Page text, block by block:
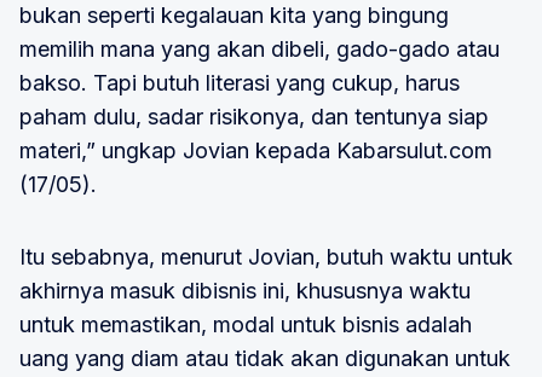
bukan seperti kegalauan kita yang bingung
memilih mana yang akan dibeli, gado-gado atau
bakso. Tapi butuh literasi yang cukup, harus
paham dulu, sadar risikonya, dan tentunya siap
materi,” ungkap Jovian kepada Kabarsulut.com
(17/05).
Itu sebabnya, menurut Jovian, butuh waktu untuk
akhirnya masuk dibisnis ini, khususnya waktu
untuk memastikan, modal untuk bisnis adalah
uang yang diam atau tidak akan digunakan untuk